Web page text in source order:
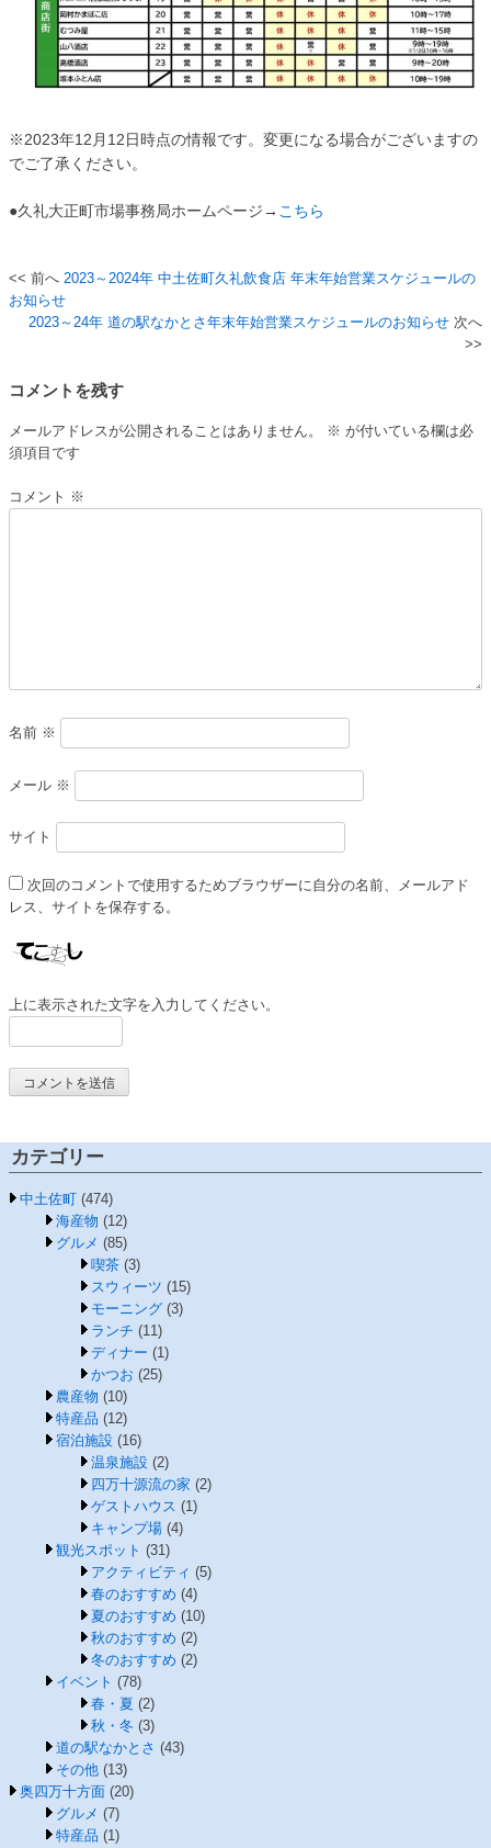
※2023年12月12日時点の情報です。変更になる場合がございますの
でご了承ください。
●久礼大正町市場事務局ホームページ→ こちら
投
ビ
ー
シ
2023～2024年 中土佐町久礼飲食店 年末年始営業スケジュールの
お知らせ
2023～24年 道の駅なかとさ年末年始営業スケジュールのお知らせ
コメントを残す
メールアドレスが公開されることはありません。 ※ が付いている欄は必
須項目です
コメント ※
名前 ※
メール ※
サイト
次回のコメントで使用するためブラウザーに自分の名前、メールアド
レス、サイトを保存する。
上に表示された文字を入力してください。
カテゴリー
中土佐町 (474)
海産物 (12)
グルメ (85)
喫茶 (3)
スウィーツ (15)
モーニング (3)
ランチ (11)
ディナー (1)
かつお (25)
農産物 (10)
特産品 (12)
宿泊施設(16)
温泉施設 (2)
四万十源流の家 (2)
ゲストハウス (1)
キャンプ場 (4)
観光スポット (31)
アクティビティ (5)
春のおすすめ (4)
夏のおすすめ (10)
秋のおすすめ (2)
冬のおすすめ (2)
イベント (78)
春・夏 (2)
秋・冬 (3)
道の駅なかとさ (43)
その他(13)
奥四万十方面 (20)
グルメ (7)
特産品 (1)